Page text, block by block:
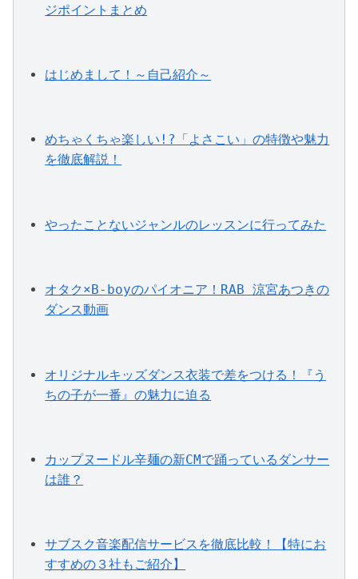
ジポイントまとめ
はじめまして！～自己紹介～
めちゃくちゃ楽しい!?「よさこい」の特徴や魅力
を徹底解説！
やったことないジャンルのレッスンに行ってみた
オタク×B-boyのパイオニア！RAB 涼宮あつきの
ダンス動画
オリジナルキッズダンス衣装で差をつける！『う
ちの子が一番』の魅力に迫る
カップヌードル辛麺の新CMで踊っているダンサー
は誰？
サブスク音楽配信サービスを徹底比較！【特にお
すすめの３社もご紹介】